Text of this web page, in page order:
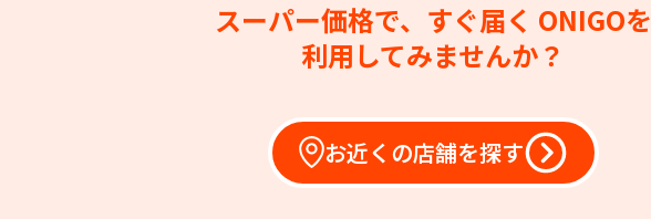
スーパー価格で、すぐ届く ONIGOを
利用してみませんか？
お近くの店舗を探す